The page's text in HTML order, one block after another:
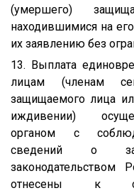
(умершего)
находившимися на
их заявлению без
13. Выплата
лицам (членам
защищаемого лица
иждивении)
органом с
сведений о
законодательством
отнесены к